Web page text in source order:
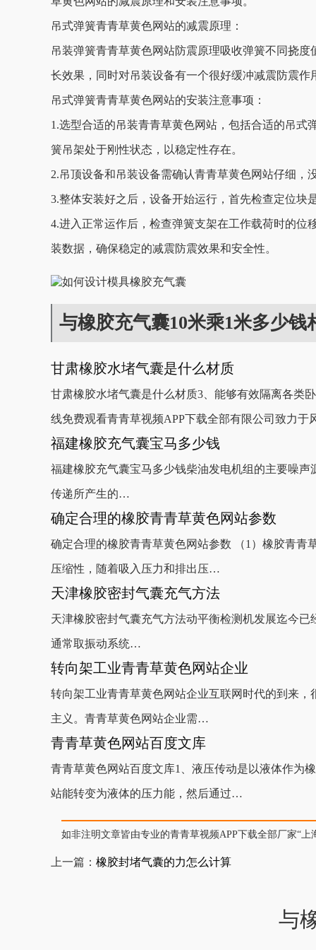
吊式弹簧青青草黄色网站的减震原理：
吊装弹簧青青草黄色网站防震原理吸收弹簧不同挠度
长效果，同时对吊装设备有一个很好缓冲减震防震作用
吊式弹簧青青草黄色网站的安装注意事项：
1.选型合适的吊装青青草黄色网站，包括合适的吊式
簧吊架处于刚性状态，以稳定性存在。
2.吊顶设备和吊装设备需确认青青草黄色网站仔细，
3.整体安装好之后，设备开始运行，首先检查定位块
4.进入正常运作后，检查弹簧支架在工作载荷时的位
装数据，确保稳定的减震防震效果和安全性。
与橡胶充气囊10米乘1米多少钱
甘肃橡胶水堵气囊是什么材质
甘肃橡胶水堵气囊是什么材质3、能够有效隔离各类卧式
线免费观看青青草视频APP下载全部有限公司致力于
福建橡胶充气囊宝马多少钱
福建橡胶充气囊宝马多少钱柴油发电机组的主要噪声源均为
传递所产生的…
确定合理的橡胶青青草黄色网站参数
确定合理的橡胶青青草黄色网站参数 （1）橡胶青青
压缩性，随着吸入压力和排出压…
天津橡胶密封气囊充气方法
天津橡胶密封气囊充气方法动平衡检测机发展迄今已经
通常取振动系统…
转向架工业青青草黄色网站企业
转向架工业青青草黄色网站企业互联网时代的到来，
主义。青青草黄色网站企业需…
青青草黄色网站百度文库
青青草黄色网站百度文库1、液压传动是以液体作
站能转变为液体的压力能，然后通过…
如非注明文章皆由专业的青青草视频APP下载全部厂家“上海
上一篇： 橡胶封堵气囊的力怎么计算
与